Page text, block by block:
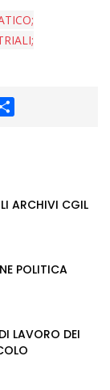
ARCHIVI CGIL
POLITICA
LAVORO DEI